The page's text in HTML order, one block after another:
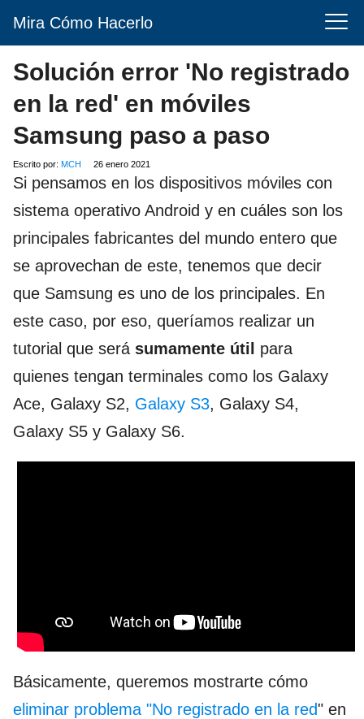
Mira Cómo Hacerlo
Solución error 'No registrado
en la red' en móviles
Samsung paso a paso
Escrito por: MCH 26 enero 2021
Si pensamos en los dispositivos móviles con
sistema operativo Android y en cuáles son los
principales fabricantes del mundo entero que
se aprovechan de este, tenemos que decir
que Samsung es uno de los principales. En
este caso, por eso, queríamos realizar un
tutorial que será sumamente útil
para
quienes tengan terminales como los Galaxy
Ace, Galaxy S2, Galaxy S3, Galaxy S4,
Galaxy S5 y Galaxy S6.
Básicamente, queremos mostrarte cómo
eliminar problema "No registrado en la red" en